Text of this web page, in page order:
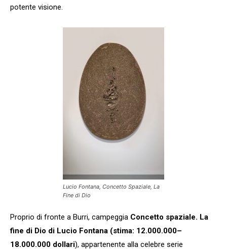
potente visione.
Lucio Fontana, Concetto Spaziale, La
Fine di Dio
Proprio di fronte a Burri, campeggia Concetto spaziale. La
fine di Dio di Lucio Fontana (stima: 12.000.000–
18.000.000 dollari), appartenente alla celebre serie